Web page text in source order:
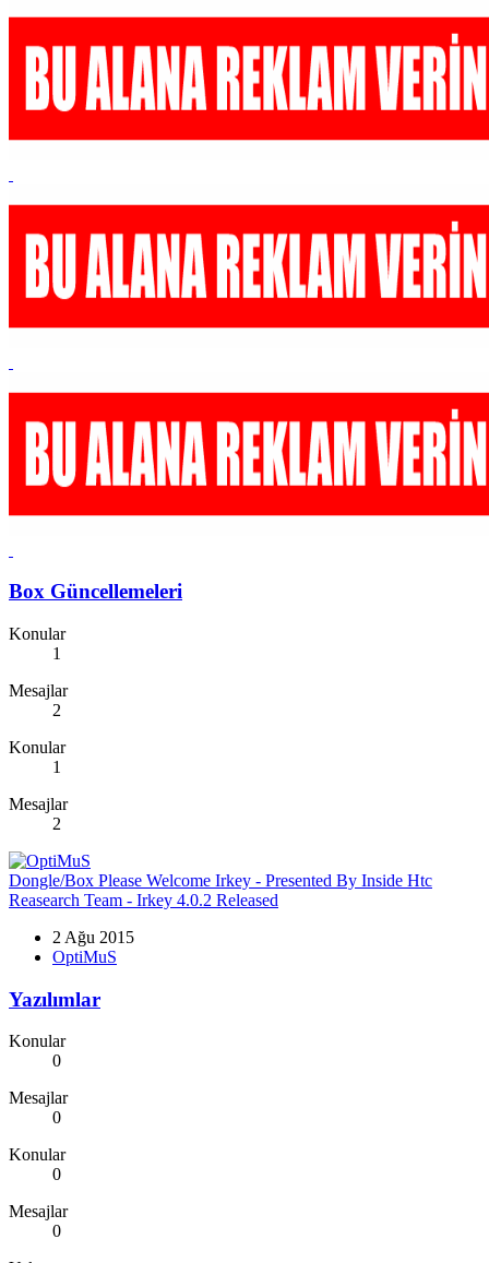
Box Güncellemeleri
Konular
1
Mesajlar
2
Konular
1
Mesajlar
2
Dongle/Box Please Welcome Irkey - Presented By Inside Htc
Reasearch Team - Irkey 4.0.2 Released
2 Ağu 2015
OptiMuS
Yazılımlar
Konular
0
Mesajlar
0
Konular
0
Mesajlar
0